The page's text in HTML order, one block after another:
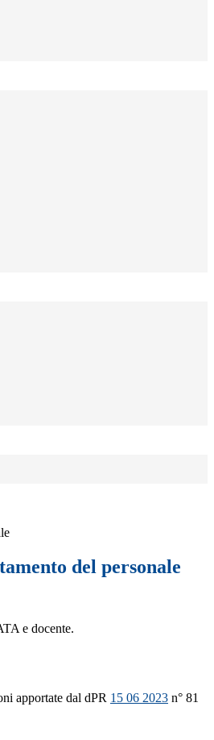
del personale
e docente.
apportate dal dPR 15 06 2023 n° 81